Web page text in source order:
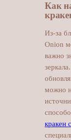
Как
Из-за
Onion
важно
можно
кракен